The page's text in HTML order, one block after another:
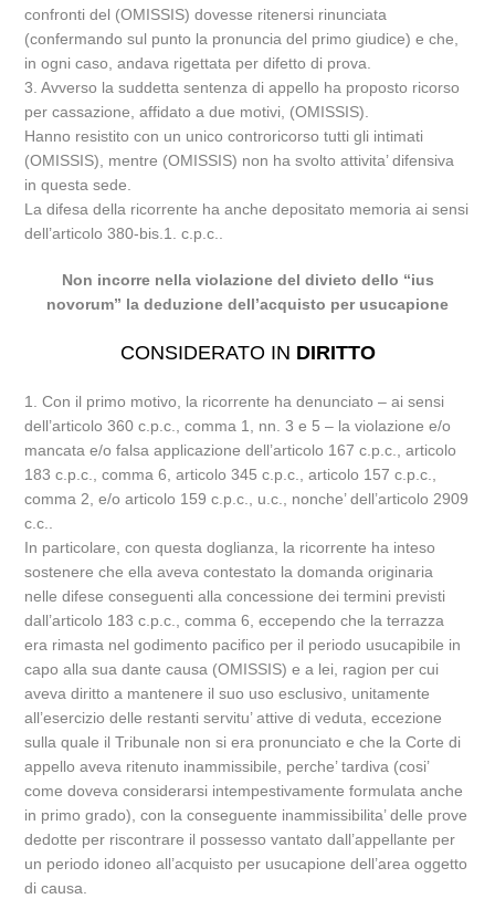
confronti del (OMISSIS) dovesse ritenersi rinunciata
(confermando sul punto la pronuncia del primo giudice) e che,
in ogni caso, andava rigettata per difetto di prova.
3. Avverso la suddetta sentenza di appello ha proposto ricorso
per cassazione, affidato a due motivi, (OMISSIS).
Hanno resistito con un unico controricorso tutti gli intimati
(OMISSIS), mentre (OMISSIS) non ha svolto attivita’ difensiva
in questa sede.
La difesa della ricorrente ha anche depositato memoria ai sensi
dell’articolo 380-bis.1. c.p.c..
Non incorre nella violazione del divieto dello “ius
novorum” la deduzione dell’acquisto per usucapione
CONSIDERATO IN DIRITTO
1. Con il primo motivo, la ricorrente ha denunciato – ai sensi
dell’articolo 360 c.p.c., comma 1, nn. 3 e 5 – la violazione e/o
mancata e/o falsa applicazione dell’articolo 167 c.p.c., articolo
183 c.p.c., comma 6, articolo 345 c.p.c., articolo 157 c.p.c.,
comma 2, e/o articolo 159 c.p.c., u.c., nonche’ dell’articolo 2909
c.c..
In particolare, con questa doglianza, la ricorrente ha inteso
sostenere che ella aveva contestato la domanda originaria
nelle difese conseguenti alla concessione dei termini previsti
dall’articolo 183 c.p.c., comma 6, eccependo che la terrazza
era rimasta nel godimento pacifico per il periodo usucapibile in
capo alla sua dante causa (OMISSIS) e a lei, ragion per cui
aveva diritto a mantenere il suo uso esclusivo, unitamente
all’esercizio delle restanti servitu’ attive di veduta, eccezione
sulla quale il Tribunale non si era pronunciato e che la Corte di
appello aveva ritenuto inammissibile, perche’ tardiva (cosi’
come doveva considerarsi intempestivamente formulata anche
in primo grado), con la conseguente inammissibilita’ delle prove
dedotte per riscontrare il possesso vantato dall’appellante per
un periodo idoneo all’acquisto per usucapione dell’area oggetto
di causa.